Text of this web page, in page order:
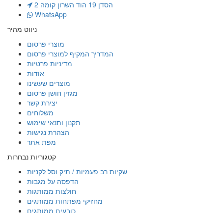
הסדן 19 הוד השרון קומה 2
WhatsApp
ניווט מהיר
מוצרי פרסום
המדריך המקיף למוצרי פרסום
מדיניות פרטיות
אודות
מוצרים שעשינו
מגזין חושן פרסום
יצירת קשר
משלוחים
תקנון ותנאי שימוש
הצהרת נגישות
מפת אתר
קטגוריות נבחרות
שקיות רב פעמיות / תיק וסל לקניות
הדפסה על מגבות
חולצות ממותגות
מחזיקי מפתחות ממותגים
כובעים ממותגים